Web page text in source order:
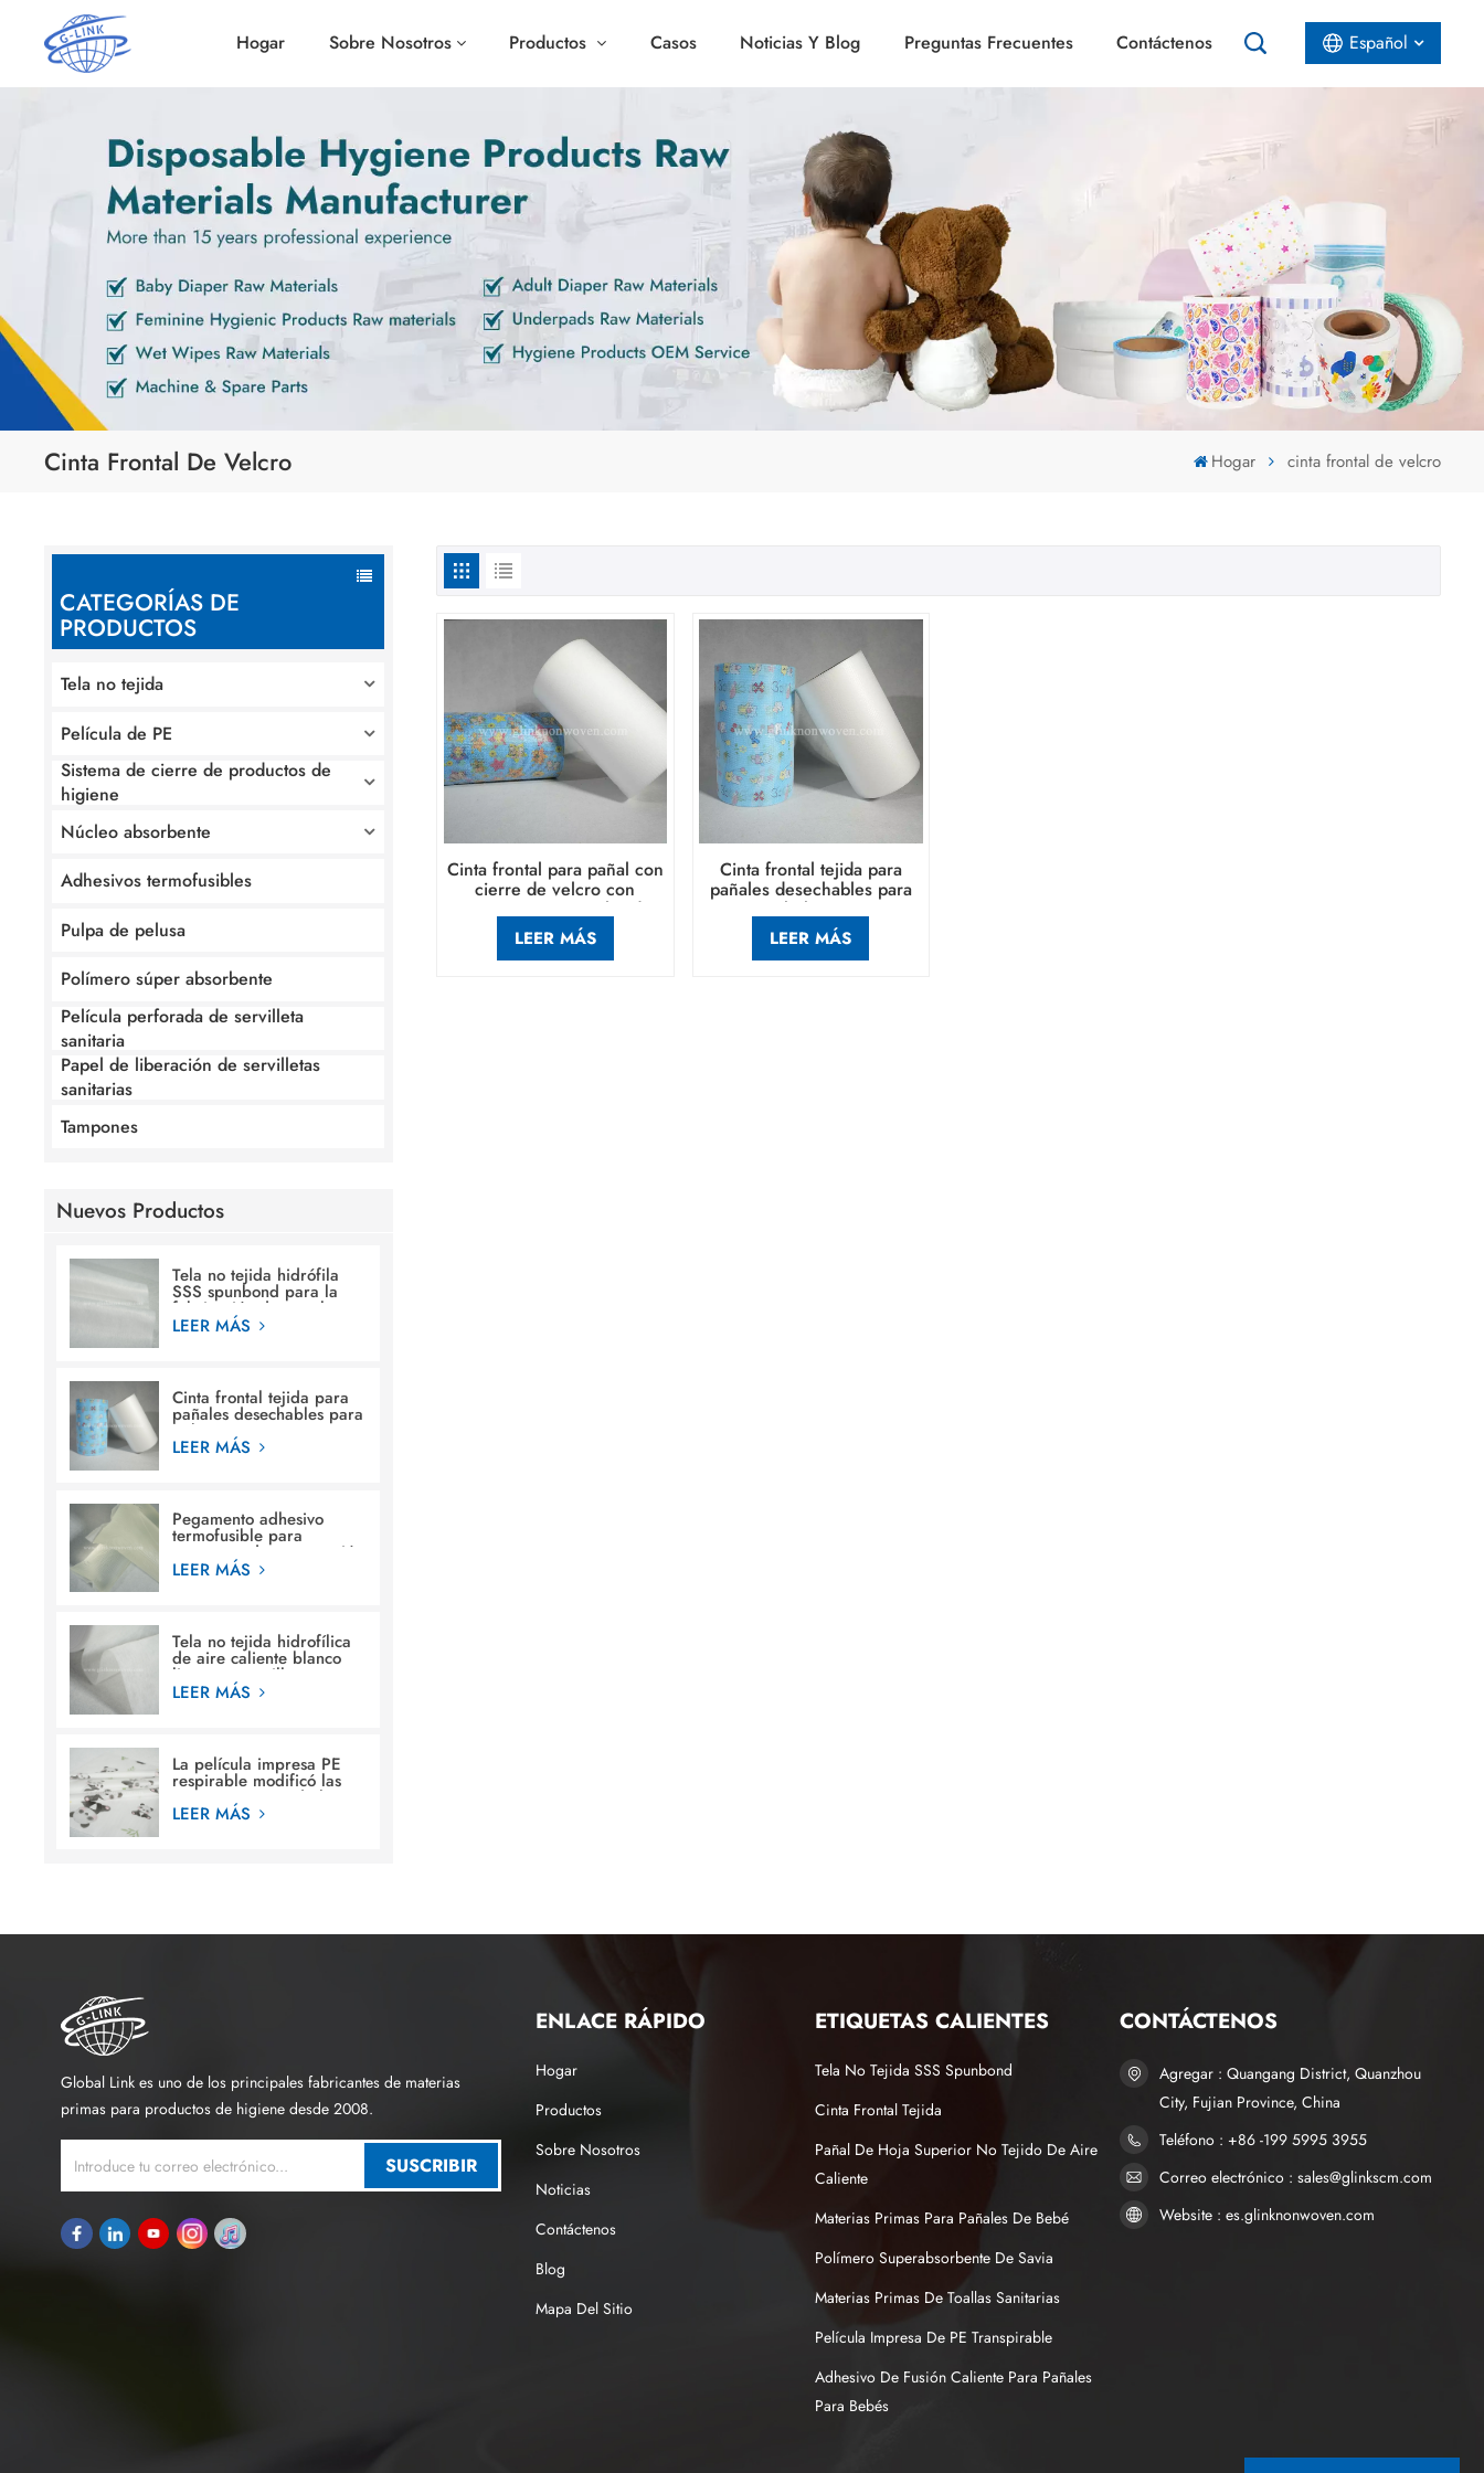
Hogar Sobre Nosotros Productos Casos Noticias Y Blog Preguntas Frecuentes Contáctenos Español
عربي
Cinta Frontal De Velcro Hogar cinta frontal de velcro
CATEGORÍAS DE
PRODUCTOS
Tela no tejida
Película de PE
Sistema de cierre de productos de
higiene
Núcleo absorbente
Adhesivos termofusibles
Pulpa de pelusa
Polímero súper absorbente
Película perforada de servilleta
sanitaria
Papel de liberación de servilletas
sanitarias
Tampones
Nuevos Productos
Tela no tejida hidrófila
SSS spunbond para la
fabricación de pañales
para bebés
LEER MÁS
Cinta frontal tejida para
pañales desechables para
bebés.
LEER MÁS
Pegamento adhesivo
termofusible para
estructura de construcción
en pañales para bebés
LEER MÁS
Tela no tejida hidrofílica
de aire caliente blanco
liso para servilleta
sanitaria femenina
LEER MÁS
La película impresa PE
respirable modificó las
materias primas de la
película de la hoja
LEER MÁS
Cinta frontal para pañal con
cierre de velcro con
impresión personalizada
LEER MÁS
Cinta frontal tejida para
pañales desechables para
bebés.
LEER MÁS
Global Link es uno de los principales fabricantes de materias
primas para productos de higiene desde 2008.
SUSCRIBIR
ENLACE RÁPIDO
Hogar
Productos
Sobre Nosotros
Noticias
Contáctenos
Blog
Mapa Del Sitio
ETIQUETAS CALIENTES
Tela No Tejida SSS Spunbond
Cinta Frontal Tejida
Pañal De Hoja Superior No Tejido De Aire
Caliente
Materias Primas Para Pañales De Bebé
Polímero Superabsorbente De Savia
Materias Primas De Toallas Sanitarias
Película Impresa De PE Transpirable
Adhesivo De Fusión Caliente Para Pañales
Para Bebés
CONTÁCTENOS
Agregar : Quangang District, Quanzhou
City, Fujian Province, China
Teléfono : +86 -199 5995 3955
Correo electrónico : sales@glinkscm.com
Website : es.glinknonwoven.com